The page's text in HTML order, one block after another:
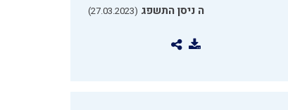
ה ניסן התשפג (27.03.2023)